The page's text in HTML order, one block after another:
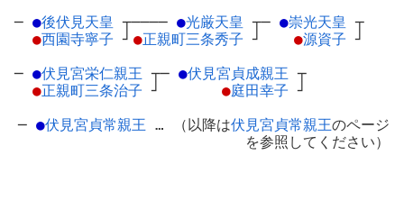
─ ●後伏見天皇 ┬
●西園寺寧子 ┘
──── ●光厳天皇 ┬
●正親町三条秀子 ┘
─ ●崇光天皇 ┬
●源資子 ┘
─ ●伏見宮栄仁親王 ┬
●正親町三条治子 ┘
─ ●伏見宮貞成親王 ┬
●庭田幸子 ┘
─ ●伏見宮貞常親王 … （以降は伏見宮貞常親王のページ
を参照してください）